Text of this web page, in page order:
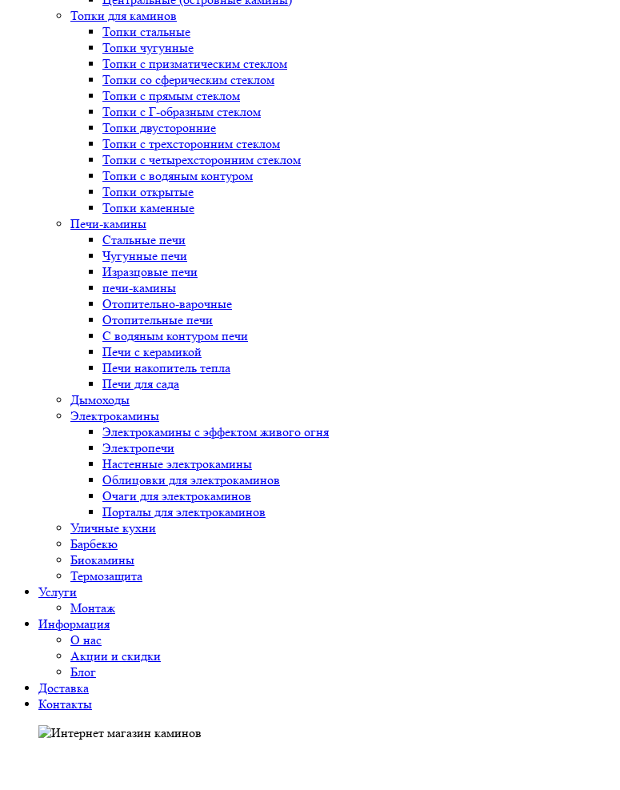
Топки для каминов
Топки стальные
Топки чугунные
Топки с призматическим стеклом
Топки со сферическим стеклом
Топки с прямым стеклом
Топки с Г-образным стеклом
Топки двусторонние
Топки с трехсторонним стеклом
Топки с четырехсторонним стеклом
Топки с водяным контуром
Топки открытые
Топки каменные
Печи-камины
Стальные печи
Чугунные печи
Изразцовые печи
печи-камины
Отопительно-варочные
Отопительные печи
С водяным контуром печи
Печи с керамикой
Печи накопитель тепла
Печи для сада
Дымоходы
Электрокамины
Электрокамины с эффектом живого огня
Электропечи
Настенные электрокамины
Облицовки для электрокаминов
Очаги для электрокаминов
Порталы для электрокаминов
Уличные кухни
Барбекю
Биокамины
Термозащита
Услуги
Монтаж
Информация
О нас
Акции и скидки
Блог
Доставка
Контакты